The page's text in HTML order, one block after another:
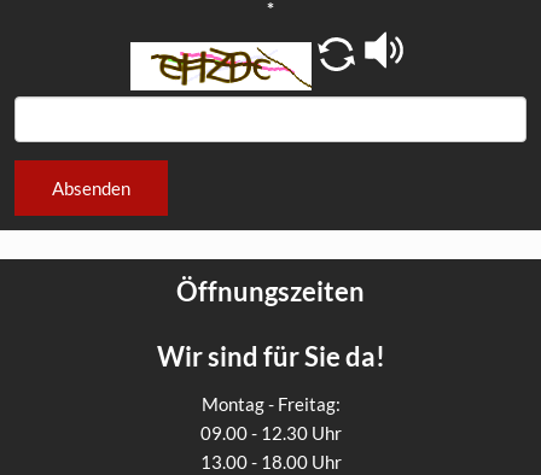
*
Absenden
Öffnungszeiten
Wir sind für Sie da!
Montag - Freitag:
09.00 - 12.30 Uhr
13.00 - 18.00 Uhr